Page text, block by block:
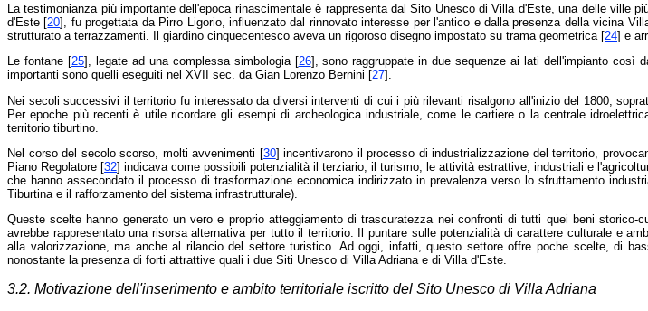
La testimonianza più importante dell'epoca rinascimentale è rappresenta dal Sito Unesco di Villa d'Este, una delle ville
d'Este [20], fu progettata da Pirro Ligorio, influenzato dal rinnovato interesse per l'antico e dalla presenza della vicina
strutturato a terrazzamenti. Il giardino cinquecentesco aveva un rigoroso disegno impostato su trama geometrica [24] e
Le fontane [25], legate ad una complessa simbologia [26], sono raggruppate in due sequenze ai lati dell'impianto così
importanti sono quelli eseguiti nel XVII sec. da Gian Lorenzo Bernini [27].
Nei secoli successivi il territorio fu interessato da diversi interventi di cui i più rilevanti risalgono all'inizio del 1800,
Per epoche più recenti è utile ricordare gli esempi di archeologica industriale, come le cartiere o la centrale
territorio tiburtino.
Nel corso del secolo scorso, molti avvenimenti [30] incentivarono il processo di industrializzazione del territorio,
Piano Regolatore [32] indicava come possibili potenzialità il terziario, il turismo, le attività estrattive, industriali e
che hanno assecondato il processo di trasformazione economica indirizzato in prevalenza verso lo sfruttamento
Tiburtina e il rafforzamento del sistema infrastrutturale).
Queste scelte hanno generato un vero e proprio atteggiamento di trascuratezza nei confronti di tutti quei beni
avrebbe rappresentato una risorsa alternativa per tutto il territorio. Il puntare sulle potenzialità di carattere culturale e
alla valorizzazione, ma anche al rilancio del settore turistico. Ad oggi, infatti, questo settore offre poche scelte, di
nonostante la presenza di forti attrattive quali i due Siti Unesco di Villa Adriana e di Villa d'Este.
3.2. Motivazione dell'inserimento e ambito territoriale iscritto del Sito Unesco di Villa Adriana